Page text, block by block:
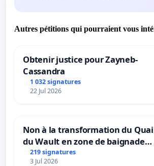
Autres pétitions qui pourraient vous
Obtenir justice pour Zayneb-
Cassandra
1 032 signatures
22 Jul 2026
Non à la transformation du Quai
du Wault en zone de baignade
urbaine
219 signatures
3 Jul 2026